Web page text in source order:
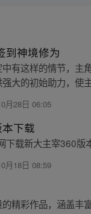
到神境修为
有这样的情节，主
大的初始助力，使
月28日 06:05
下载
载新大主宰360版
月18日 08:59
精彩作品，涵盖丰